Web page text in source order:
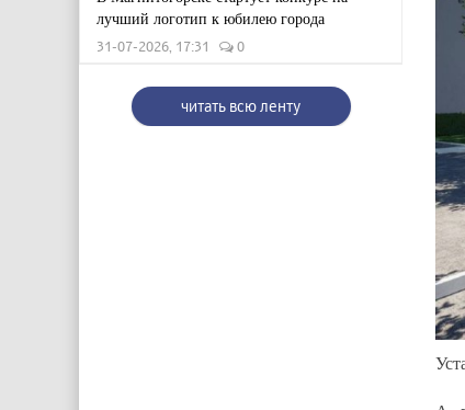
лучший логотип к юбилею города
31-07-2026, 17:31 0
читать всю ленту